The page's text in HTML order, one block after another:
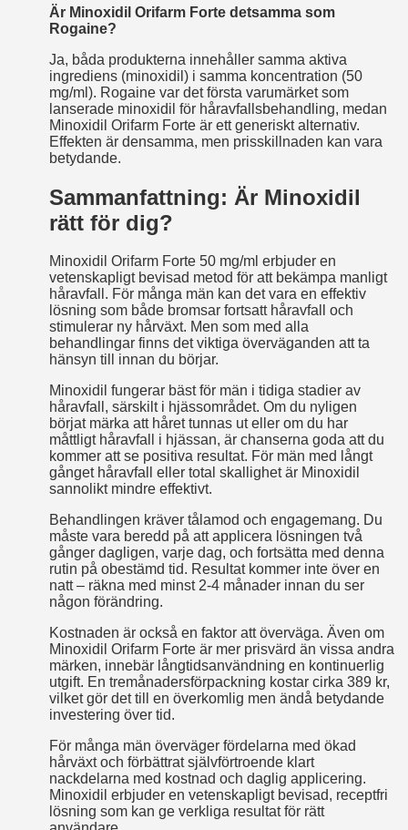
Är Minoxidil Orifarm Forte detsamma som
Rogaine?
Ja, båda produkterna innehåller samma aktiva
ingrediens (minoxidil) i samma koncentration (50
mg/ml). Rogaine var det första varumärket som
lanserade minoxidil för håravfallsbehandling, medan
Minoxidil Orifarm Forte är ett generiskt alternativ.
Effekten är densamma, men prisskillnaden kan vara
betydande.
Sammanfattning: Är Minoxidil
rätt för dig?
Minoxidil Orifarm Forte 50 mg/ml erbjuder en
vetenskapligt bevisad metod för att bekämpa manligt
håravfall. För många män kan det vara en effektiv
lösning som både bromsar fortsatt håravfall och
stimulerar ny hårväxt. Men som med alla
behandlingar finns det viktiga överväganden att ta
hänsyn till innan du börjar.
Minoxidil fungerar bäst för män i tidiga stadier av
håravfall, särskilt i hjässområdet. Om du nyligen
börjat märka att håret tunnas ut eller om du har
måttligt håravfall i hjässan, är chanserna goda att du
kommer att se positiva resultat. För män med långt
gånget håravfall eller total skallighet är Minoxidil
sannolikt mindre effektivt.
Behandlingen kräver tålamod och engagemang. Du
måste vara beredd på att applicera lösningen två
gånger dagligen, varje dag, och fortsätta med denna
rutin på obestämd tid. Resultat kommer inte över en
natt – räkna med minst 2-4 månader innan du ser
någon förändring.
Kostnaden är också en faktor att överväga. Även om
Minoxidil Orifarm Forte är mer prisvärd än vissa andra
märken, innebär långtidsanvändning en kontinuerlig
utgift. En tremånadersförpackning kostar cirka 389 kr,
vilket gör det till en överkomlig men ändå betydande
investering över tid.
För många män överväger fördelarna med ökad
hårväxt och förbättrat självförtroende klart
nackdelarna med kostnad och daglig applicering.
Minoxidil erbjuder en vetenskapligt bevisad, receptfri
lösning som kan ge verkliga resultat för rätt